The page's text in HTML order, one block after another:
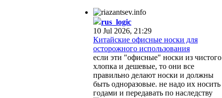
rus_logic
10 Jul 2026, 21:29
Китайские офисные носки для
осторожного использования
если эти "офисные" носки из чистого
хлопка и дешевые, то они все
правильно делают носки и должны
быть одноразовые. не надо их носить
годами и передавать по наследству